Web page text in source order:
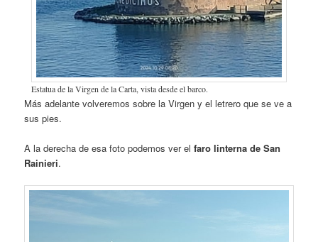
Estatua de la Virgen de la Carta, vista desde el barco.
Más adelante volveremos sobre la Virgen y el letrero que se ve a
sus pies.
A la derecha de esa foto podemos ver el faro linterna de San
Rainieri.